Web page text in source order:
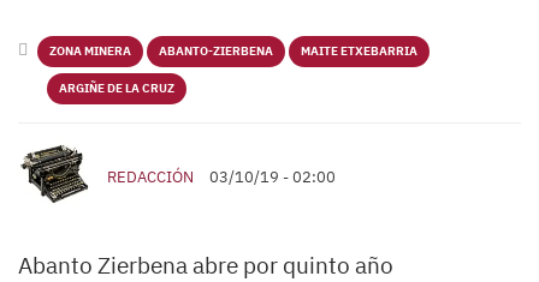
ZONA MINERA ABANTO-ZIERBENA MAITE ETXEBARRIA
ARGIÑE DE LA CRUZ
REDACCIÓN 03/10/19 - 02:00
Abanto Zierbena abre por quinto año